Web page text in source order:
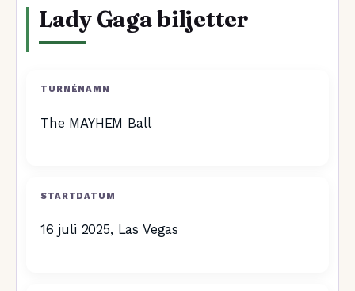
Lady Gaga biljetter
TURNÉNAMN
The MAYHEM Ball
STARTDATUM
16 juli 2025, Las Vegas